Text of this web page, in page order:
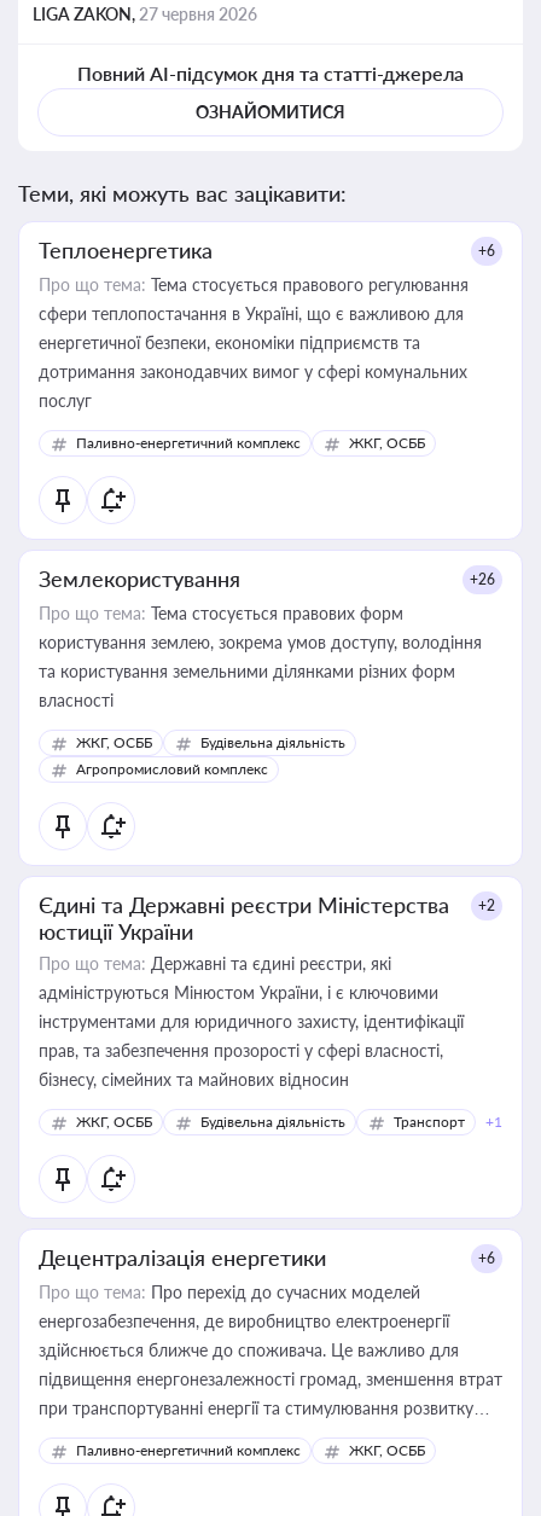
LIGA ZAKON, 27 червня 2026
Повний AI-підсумок дня та статті-джерела
ОЗНАЙОМИТИСЯ
Теми, які можуть вас зацікавити:
Теплоенергетика +6
Про що тема: Тема стосується правового регулювання
сфери теплопостачання в Україні, що є важливою для
енергетичної безпеки, економіки підприємств та
дотримання законодавчих вимог у сфері комунальних
послуг
Паливно-енергетичний комплекс ЖКГ, ОСББ
Землекористування +26
Про що тема: Тема стосується правових форм
користування землею, зокрема умов доступу, володіння
та користування земельними ділянками різних форм
власності
ЖКГ, ОСББ
Будівельна діяльність
Агропромисловий комплекс
Єдині та Державні реєстри Міністерства
юстиції України
+2
Про що тема: Державні та єдині реєстри, які
адмініструються Мінюстом України, і є ключовими
інструментами для юридичного захисту, ідентифікації
прав, та забезпечення прозорості у сфері власності,
бізнесу, сімейних та майнових відносин
ЖКГ, ОСББ Будівельна діяльність Транспорт +1
Децентралізація енергетики +6
Про що тема: Про перехід до сучасних моделей
енергозабезпечення, де виробництво електроенергії
здійснюється ближче до споживача. Це важливо для
підвищення енергонезалежності громад, зменшення втрат
при транспортуванні енергії та стимулювання розвитку
відновлюваних джерел
Паливно-енергетичний комплекс ЖКГ, ОСББ